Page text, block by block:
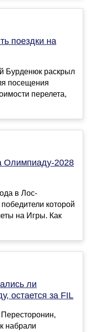
поездки на
Бурденюк раскрыл
посещения
перелета,
Олимпиаду-2028
в Лос-
которой
на Игры. Как
ли
остается за FIL
набрали